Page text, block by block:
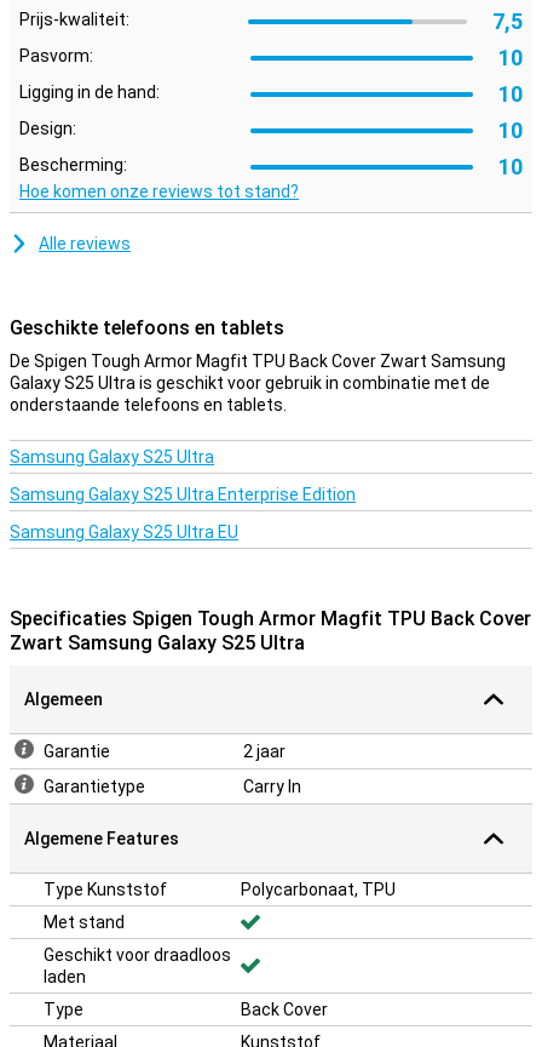
Ben je fan van series kijken of videobellen? Dan is de geïntegreerde
standaard een echte uitkomst. Zet je telefoon stabiel neer in de
of thuis op de bank zit, de kickstand maakt multitasken erg
gemakkelijk.
Stevige bescherming
De Spigen Tough Armor MagFit TPU Back Cover is ontworpen voor
design maakt jouw Galaxy S25 Ultra niet onnodig dik, terwijl het
Prijs-kwaliteit: 7,5
Pasvorm: 10
Ligging in de hand: 10
Design: 10
Bescherming: 10
Hoe komen onze reviews tot stand?
Alle reviews
Geschikte telefoons en tablets
De Spigen Tough Armor Magfit TPU Back Cover Zwart Samsung
Galaxy S25 Ultra is geschikt voor gebruik in combinatie met de
onderstaande telefoons en tablets.
Samsung Galaxy S25 Ultra
Samsung Galaxy S25 Ultra Enterprise Edition
Samsung Galaxy S25 Ultra EU
Specificaties Spigen Tough Armor Magfit TPU Back Cover
Zwart Samsung Galaxy S25 Ultra
Algemeen
Garantie
2 jaar
Garantietype
Carry In
Algemene Features
Type Kunststof
Polycarbonaat, TPU
Met stand
Geschikt voor draadloos
laden
Type
Back Cover
Materiaal
Kunststof